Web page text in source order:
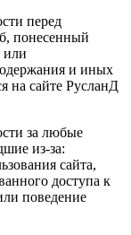
перед
понесенный
или
и иных
на сайте РусланД
за любые
из-за:
сайта,
доступа к
поведение